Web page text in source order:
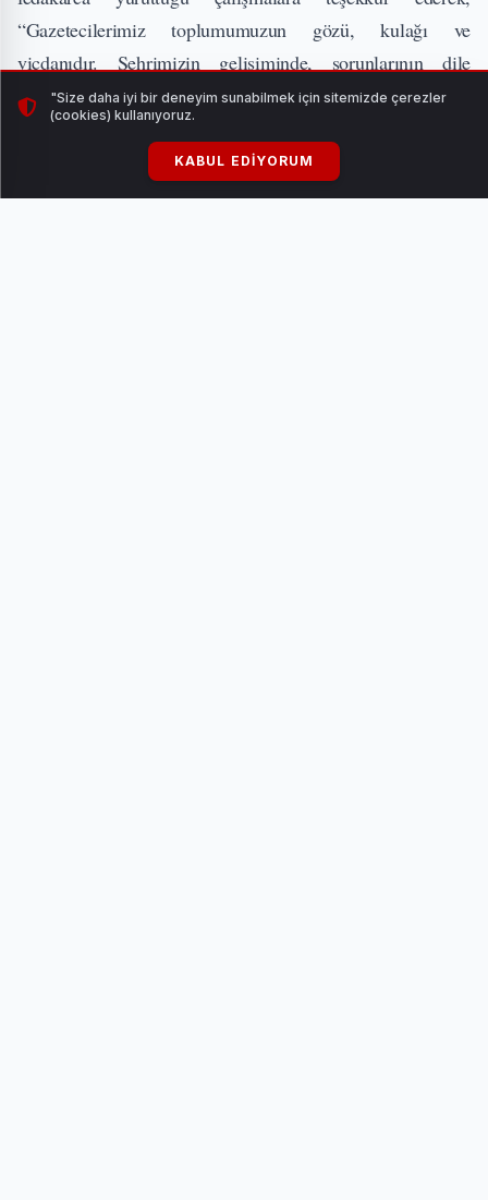
“Gazetecilerimiz toplumumuzun gözü, kulağı ve
vicdanıdır. Şehrimizin gelişiminde, sorunlarının dile
getirilmesinde ve ortak aklın oluşmasında çok önemli bir
rol üstleniyorsunuz. Sizlerin emekleri bizim için çok
"Size daha iyi bir deneyim sunabilmek için sitemizde çerezler
(cookies) kullanıyoruz.
KABUL EDIYORUM